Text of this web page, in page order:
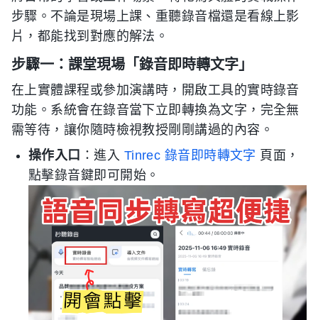
步驟。不論是現場上課、重聽錄音檔還是看線上影
片，都能找到對應的解法。
步驟一：課堂現場「錄音即時轉文字」
在上實體課程或參加演講時，開啟工具的實時錄音
功能。系統會在錄音當下立即轉換為文字，完全無
需等待，讓你隨時檢視教授剛剛講過的內容。
操作入口 ：進入 Tinrec 錄音即時轉文字 頁面，
點擊錄音鍵即可開始。